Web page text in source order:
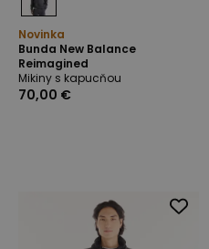
Novinka
Bunda New Balance
Reimagined
Mikiny s kapucňou
70,00 €